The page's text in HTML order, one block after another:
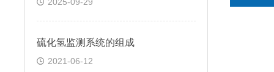
硫化氢监测系统的组成
2021-06-12